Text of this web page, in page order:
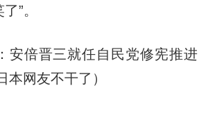
”。
倍晋三就任自民党修宪推进
本网友不干了）